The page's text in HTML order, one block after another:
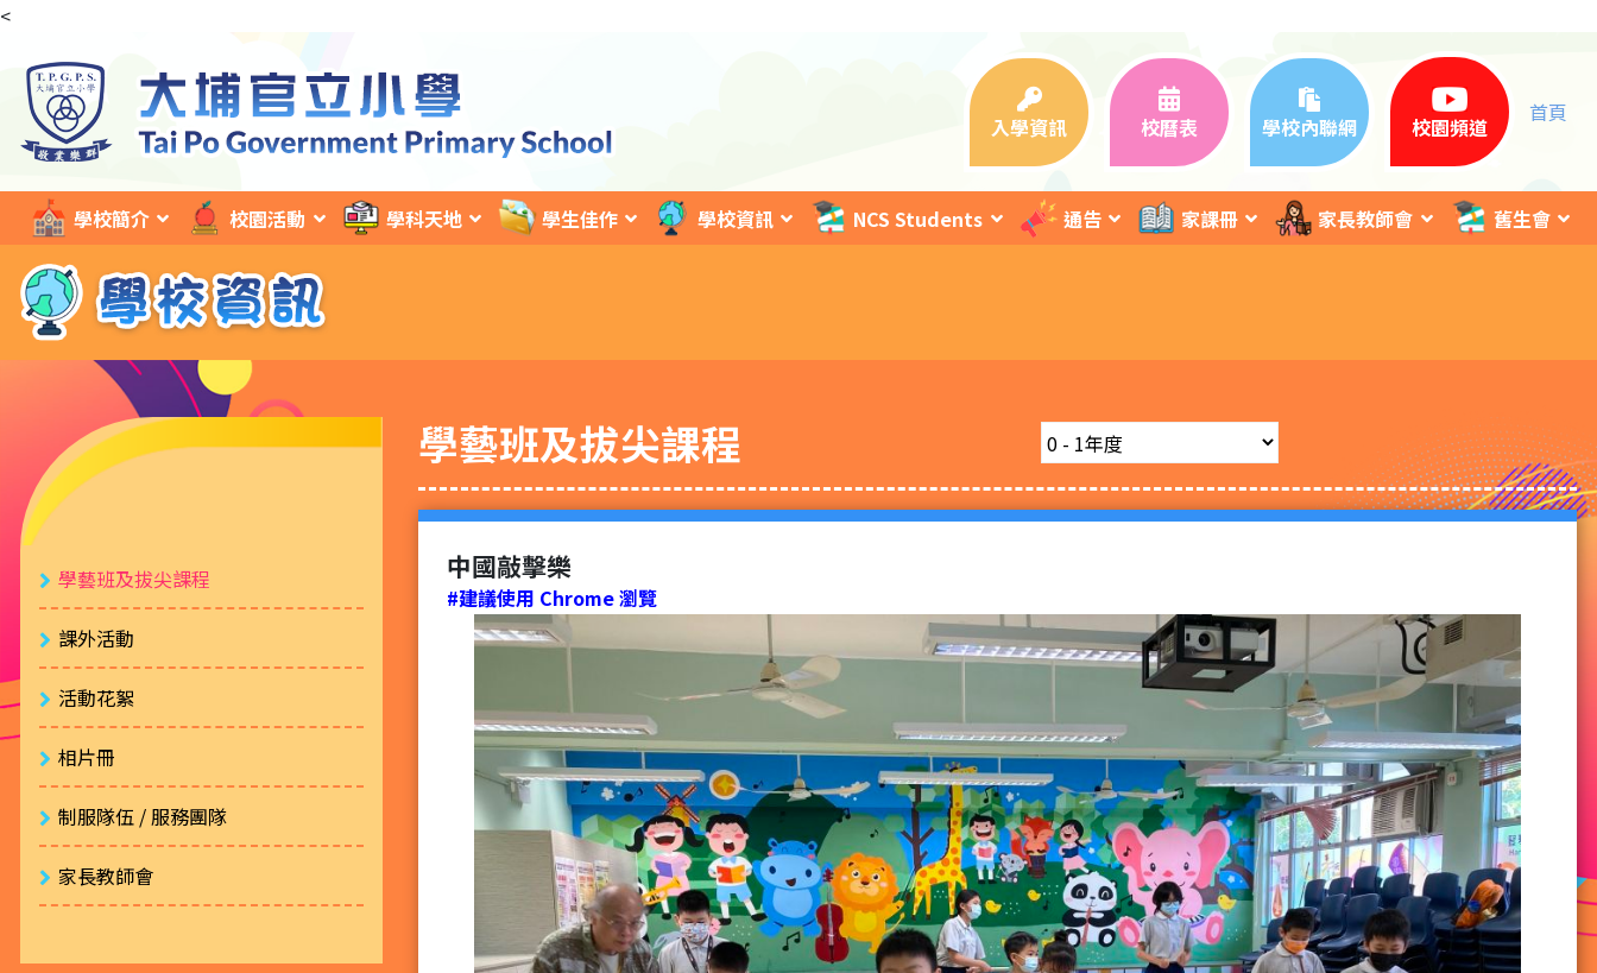
<
入學資訊 校曆表 學校內聯網 校園頻道
首頁
學校簡介 校園活動 學科天地 學生佳作 學校資訊 NCS Students 通告 家課冊 家長教師會 舊生會
學藝班及拔尖課程
課外活動
活動花絮
相片冊
制服隊伍 / 服務團隊
家長教師會
學藝班及拔尖課程
中國敲擊樂
#建議使用 Chrome 瀏覽